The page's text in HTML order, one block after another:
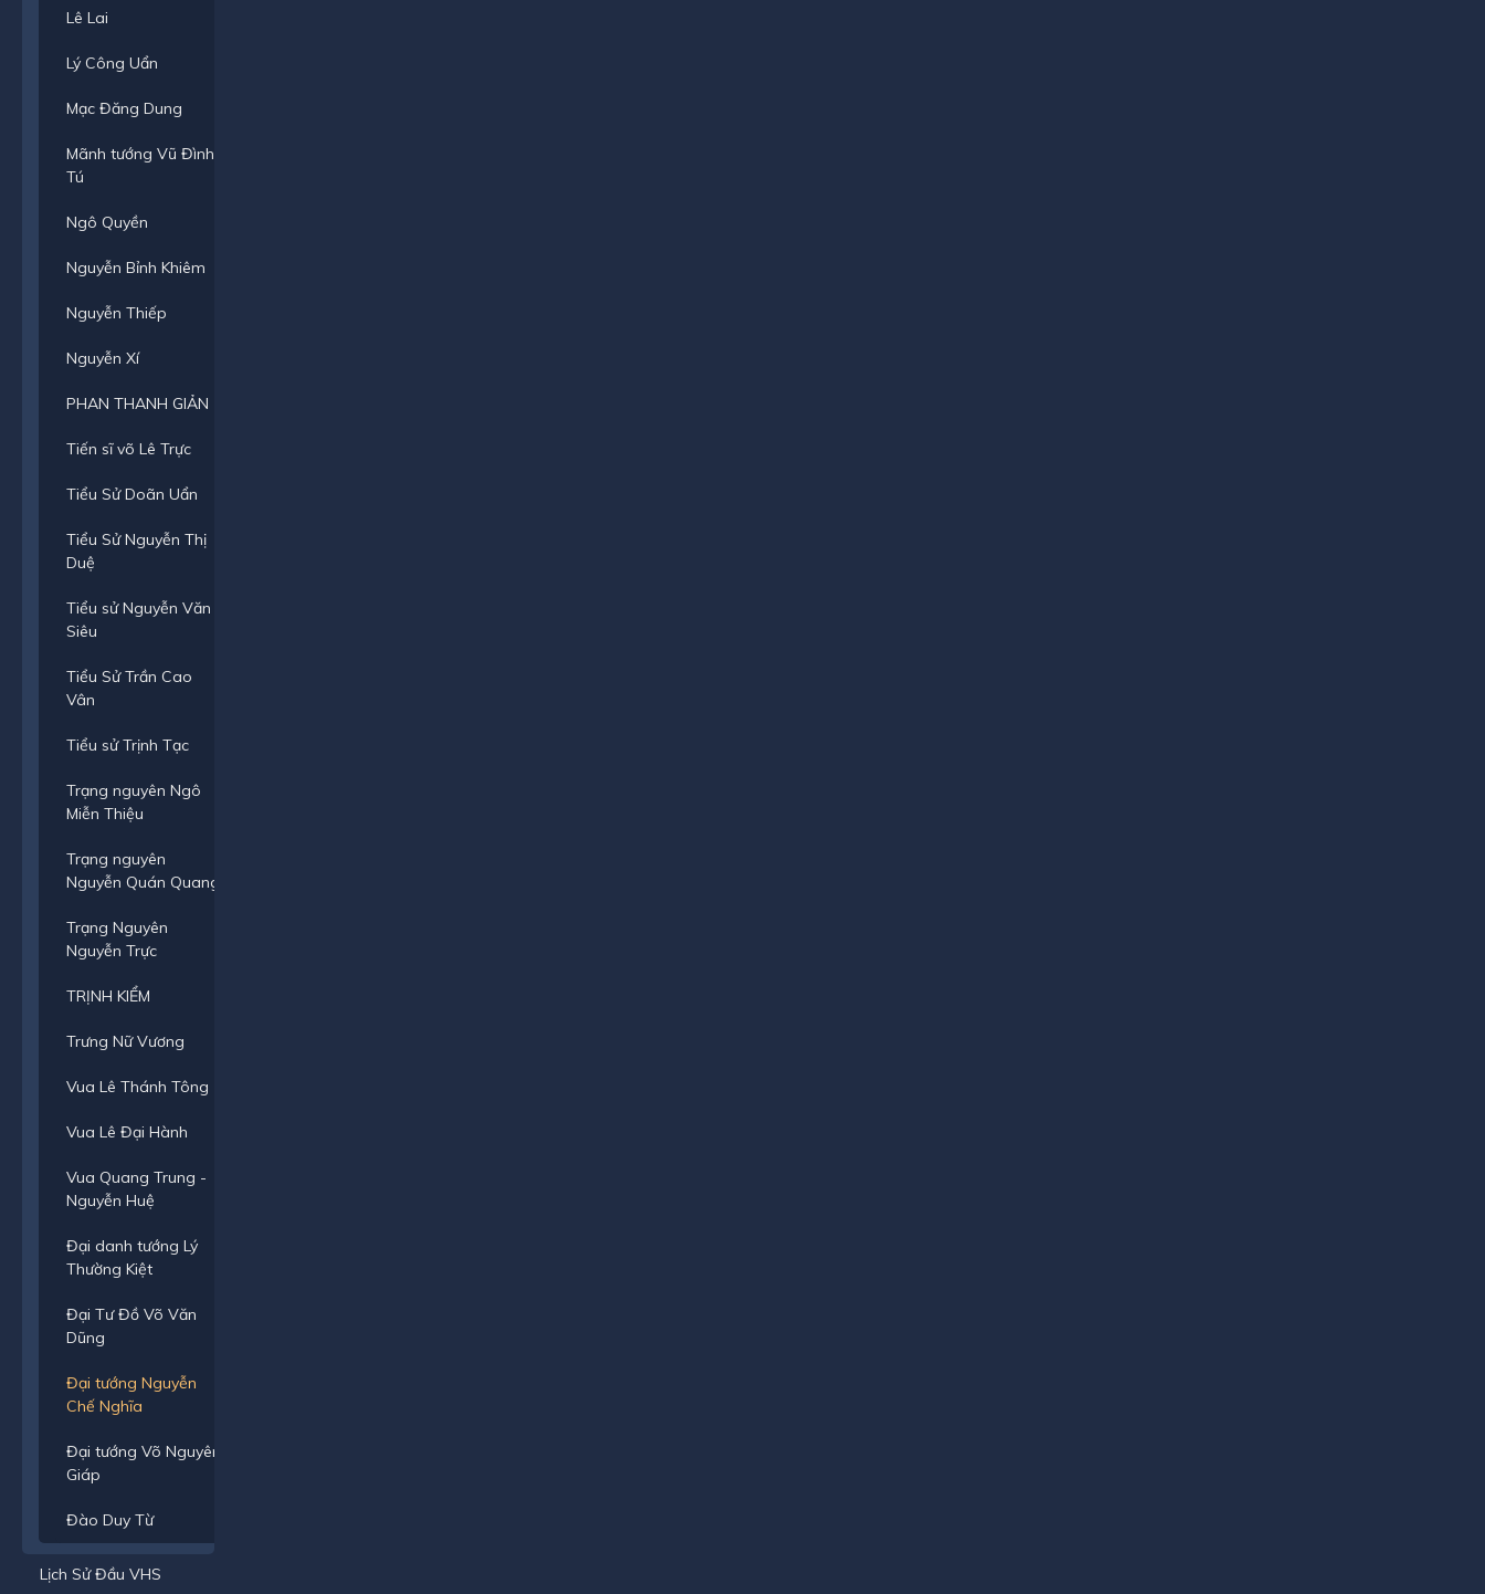
Lê Lai
Lý Công Uẩn
Mạc Đăng Dung
Mãnh tướng Vũ Đình
Tú
Ngô Quyền
Nguyễn Bỉnh Khiêm
Nguyễn Thiếp
Nguyễn Xí
PHAN THANH GIẢN
Tiến sĩ võ Lê Trực
Tiểu Sử Doãn Uẩn
Tiểu Sử Nguyễn Thị
Duệ
Tiểu sử Nguyễn Văn
Siêu
Tiểu Sử Trần Cao
Vân
Tiểu sử Trịnh Tạc
Trạng nguyên Ngô
Miễn Thiệu
Trạng nguyên
Nguyễn Quán Quang
Trạng Nguyên
Nguyễn Trực
TRỊNH KIỂM
Trưng Nữ Vương
Vua Lê Thánh Tông
Vua Lê Đại Hành
Vua Quang Trung -
Nguyễn Huệ
Đại danh tướng Lý
Thường Kiệt
Đại Tư Đồ Võ Văn
Dũng
Đại tướng Nguyễn
Chế Nghĩa
Đại tướng Võ Nguyên
Giáp
Đào Duy Từ
Lịch Sử Đầu VHS